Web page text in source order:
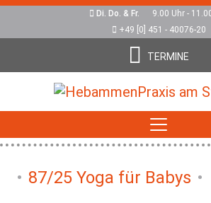
Di. Do. & Fr. 9.00 Uhr -
+49 [0] 451 - 40076-20
TERMINE
87/25 Yoga für Babys